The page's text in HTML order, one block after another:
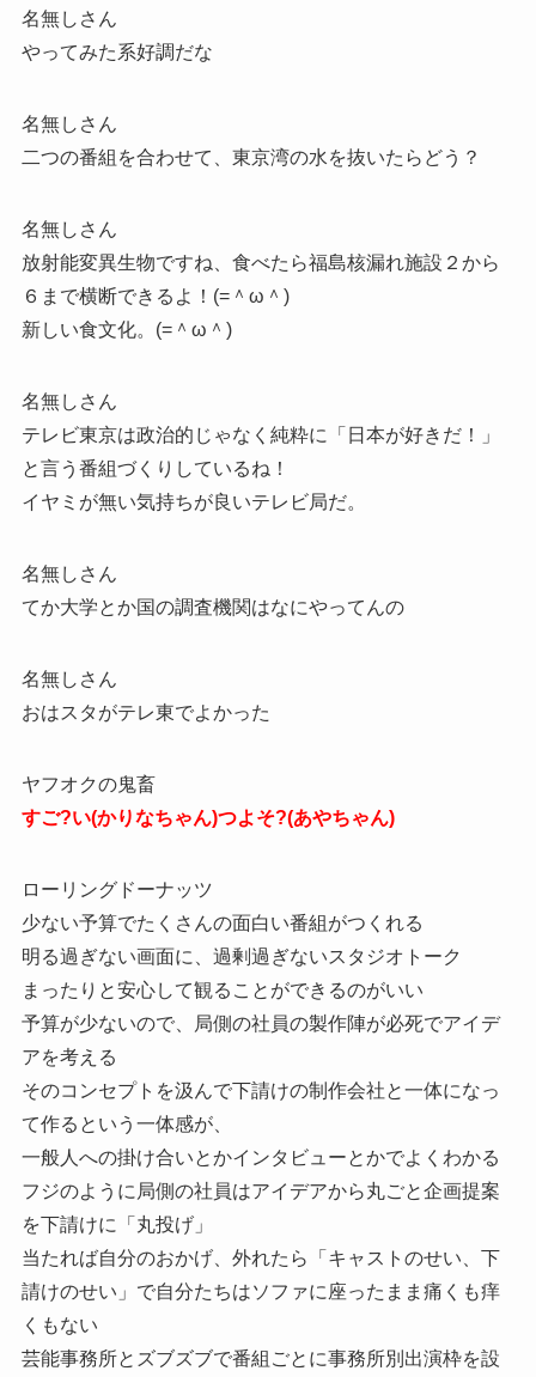
名無しさん
やってみた系好調だな
名無しさん
二つの番組を合わせて、東京湾の水を抜いたらどう？
名無しさん
放射能変異生物ですね、食べたら福島核漏れ施設２から
６まで横断できるよ！(=＾ω＾)
新しい食文化。(=＾ω＾)
名無しさん
テレビ東京は政治的じゃなく純粋に「日本が好きだ！」
と言う番組づくりしているね！
イヤミが無い気持ちが良いテレビ局だ。
名無しさん
てか大学とか国の調査機関はなにやってんの
名無しさん
おはスタがテレ東でよかった
ヤフオクの鬼畜
すご?い(かりなちゃん)つよそ?(あやちゃん)
ローリングドーナッツ
少ない予算でたくさんの面白い番組がつくれる
明る過ぎない画面に、過剰過ぎないスタジオトーク
まったりと安心して観ることができるのがいい
予算が少ないので、局側の社員の製作陣が必死でアイデ
アを考える
そのコンセプトを汲んで下請けの制作会社と一体になっ
て作るという一体感が、
一般人への掛け合いとかインタビューとかでよくわかる
フジのように局側の社員はアイデアから丸ごと企画提案
を下請けに「丸投げ」
当たれば自分のおかげ、外れたら「キャストのせい、下
請けのせい」で自分たちはソファに座ったまま痛くも痒
くもない
芸能事務所とズブズブで番組ごとに事務所別出演枠を設